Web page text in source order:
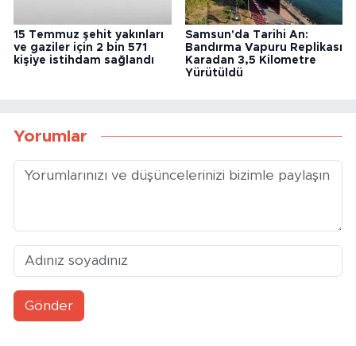
15 Temmuz şehit yakınları
ve gaziler için 2 bin 571
kişiye istihdam sağlandı
Samsun'da Tarihi An:
Bandırma Vapuru Replikası
Karadan 3,5 Kilometre
Yürütüldü
Yorumlar
Gönder